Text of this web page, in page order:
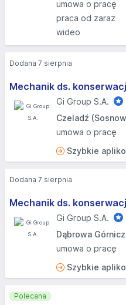
umowa o pracę
praca od zaraz
wideo
Mechanik ds.
Gi Group S.A.
Czeladź
umowa o pracę
Szybkie
Dodana 7 sierpnia
Mechanik ds.
Gi Group S.A.
Dąbrowa
umowa o pracę
Szybkie
Dodana 7 sierpnia
Polecana